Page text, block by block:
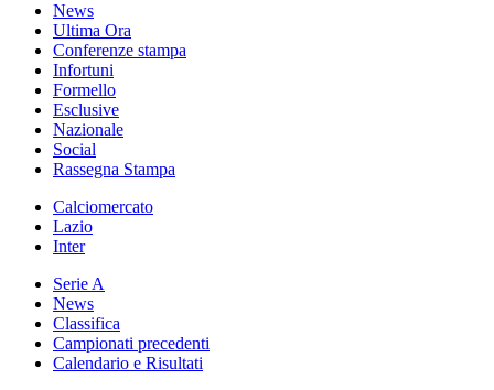
News
Ultima Ora
Conferenze stampa
Infortuni
Formello
Esclusive
Nazionale
Social
Rassegna Stampa
Calciomercato
Lazio
Inter
Serie A
News
Classifica
Campionati precedenti
Calendario e Risultati